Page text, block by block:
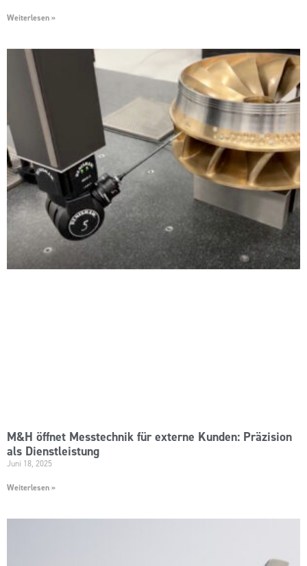
Weiterlesen »
M&H öffnet Messtechnik für externe Kunden: Präzision
als Dienstleistung
Juni 18, 2025
Weiterlesen »